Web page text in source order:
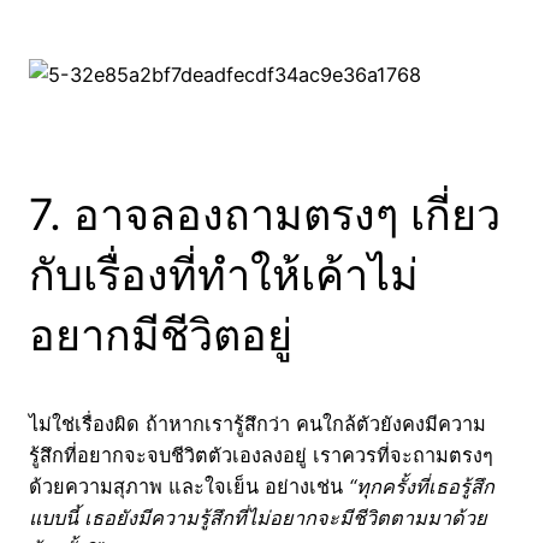
7. อาจลองถามตรงๆ เกี่ยว
กับเรื่องที่ทำให้เค้าไม่
อยากมีชีวิตอยู่
ไม่ใช่เรื่องผิด ถ้าหากเรารู้สึกว่า คนใกล้ตัวยังคงมีความ
รู้สึกที่อยากจะจบชีวิตตัวเองลงอยู่ เราควรที่จะถามตรงๆ
ด้วยความสุภาพ และใจเย็น อย่างเช่น “ทุกครั้งที่เธอรู้สึก
แบบนี้ เธอยังมีความรู้สึกที่ไม่อยากจะมีชีวิตตามมาด้วย